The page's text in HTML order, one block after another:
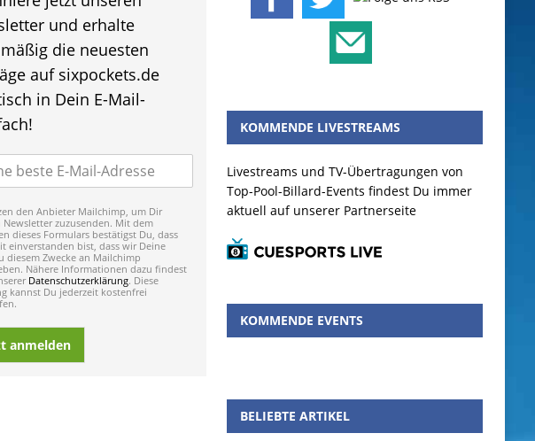
und erhalte
die neuesten
auf sixpockets.de
in Dein E-Mail-
den Anbieter Mailchimp, um Dir
Newsletter zuzusenden. Mit dem
dieses Formulars bestätigst Du, dass
einverstanden bist, dass wir Deine
diesem Zwecke an Mailchimp
Nähere Informationen dazu findest
Datenschutzerklärung. Diese
kannst Du jederzeit kostenfrei
anmelden
KOMMENDE LIVESTREAMS
Livestreams und TV-Übertragungen von
Top-Pool-Billard-Events findest Du immer
aktuell auf unserer Partnerseite
KOMMENDE EVENTS
BELIEBTE ARTIKEL